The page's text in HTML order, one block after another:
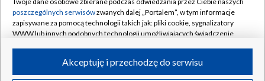
Rada Programowa
System NOS
Informacje o nadawcy
Program dla prasy
Kontakt
Kanały
poszczególnych serwisówzwanych dalej „Portalem”, w tym informacje
zapisywane za pomocą technologii takich jak: pliki cookie, sygnalizatory
WWW lub innych podobnych technologii umożliwiających świadczenie
ruchu w Internecie.Akceptuję i przechodzę do serwisu